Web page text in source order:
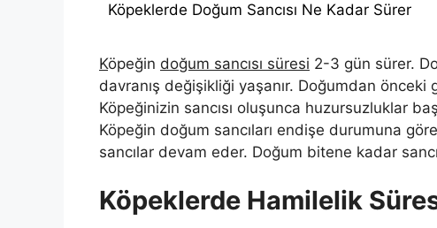
Köpeklerde Doğum Sancısı Ne Kadar Sürer
Köpeğin doğum sancısı süresi 2-3 gün sürer.
davranış değişikliği yaşanır. Doğumdan
Köpeğinizin sancısı oluşunca huzursuzluklar
Köpeğin doğum sancıları endişe durumuna
sancılar devam eder. Doğum bitene kadar
Köpeklerde Hamilelik